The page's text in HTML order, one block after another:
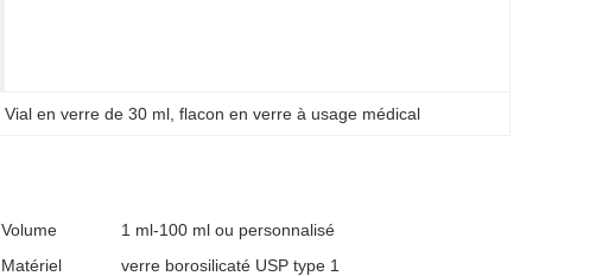
, Vial en verre de 30 ml , flacon en verre à usage médical
Volume
1 ml-100 ml ou personnalisé
Matériel
verre borosilicaté USP type 1